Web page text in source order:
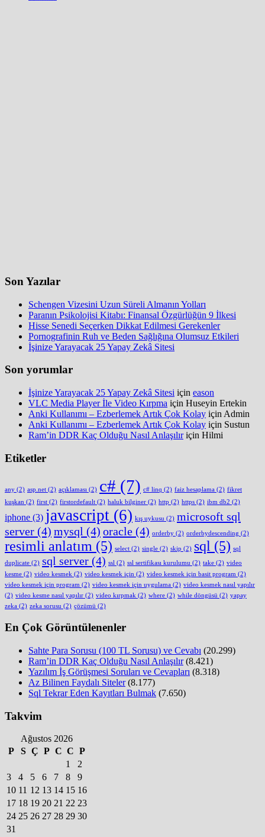
Son Yazılar
Schengen Vizesini Uzun Süreli Almanın Yolları
Paranın Psikolojisi Kitabı: Finansal Özgürlüğün 9 İlkesi
Hisse Senedi Seçerken Dikkat Edilmesi Gerekenler
Pornografinin Ruh ve Beden Sağlığına Olumsuz Etkileri
İşinize Yarayacak 25 Yapay Zekâ Sitesi
Son yorumlar
İşinize Yarayacak 25 Yapay Zekâ Sitesi için eason
VLC Media Player İle Video Kırpma için Huseyin Ertekin
Anki Kullanımı – Ezberlemek Artık Çok Kolay için Admin
Anki Kullanımı – Ezberlemek Artık Çok Kolay için Sustun
Ram’in DDR Kaç Olduğu Nasıl Anlaşılıriçin Hilmi
Etiketler
any (2) asp.net (2) açıklaması (2) c# (7) c# linq (2) faiz hesaplama (2) fikret
kuşkan (2) first (2) firstordefault (2) haluk bilginer (2) http (2) https (2) ibm db2 (2)
iphone (3) javascript (6) kış uykusu (2) microsoft sql
server (4) mysql (4) oracle (4) orderby (2) orderbydescending (2)
resimli anlatım (5) select (2) single (2) skip (2) sql (5) sql
duplicate (2) sql server (4) ssl (2) ssl sertifikası kurulumu (2) take (2) video
kesme (2) video kesmek (2) video kesmek için (2) video kesmek için basit program (2)
video kesmek için program (2) video kesmek için uygulama (2) video kesmek nasıl yapılır
(2) video kesme nasıl yapılır (2) video kırpmak (2) where (2) while döngüsü (2) yapay
zeka (2) zeka sorusu (2) çözümü (2)
En Çok Görüntülenenler
Sahte Para Sorusu (100 TL Sorusu) ve Cevabı (20.299)
Ram’in DDR Kaç Olduğu Nasıl Anlaşılır (8.421)
Yazılım İş Görüşmesi Soruları ve Cevapları (8.318)
Az Bilinen Faydalı Siteler (8.177)
Sql Tekrar Eden Kayıtları Bulmak (7.650)
Takvim
Ağustos 2026
P
S Ç P C C P
1
2
3
4 5 6 7 8
9
10 11 12 13 14 15 16
17 18 19 20 21 22 23
24 25 26 27 28 29 30
31